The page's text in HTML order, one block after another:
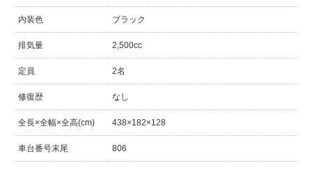
内装色 ブラック
排気量 2,500cc
定員 2名
修復歴 なし
全長×全幅×全高(cm) 438×182×128
車台番号末尾 806